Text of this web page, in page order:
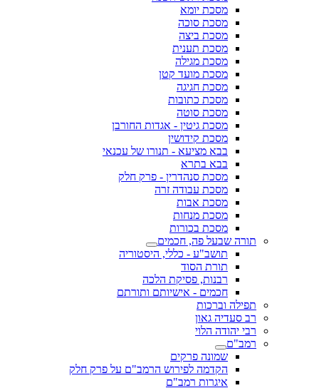
מסכת יומא
מסכת סוכה
מסכת ביצה
מסכת תענית
מסכת מגילה
מסכת מועד קטן
מסכת חגיגה
מסכת כתובות
מסכת סוטה
מסכת גיטין - אגדות החורבן
מסכת קידושין
בבא מציעא - תנורו של עכנאי
בבא בתרא
מסכת סנהדרין - פרק חלק
מסכת עבודה זרה
מסכת אבות
מסכת מנחות
מסכת בכורות
תורה שבעל פה, חכמים
תושב"ע - כללי, היסטוריה
תורת הסוד
רבנות, פסיקת הלכה
חכמים - אישיותם ותורתם
תפילה וברכות
רב סעדיה גאון
רבי יהודה הלוי
רמב"ם
שמונה פרקים
הקדמה לפירוש הרמב"ם על פרק חלק
איגרות רמב"ם